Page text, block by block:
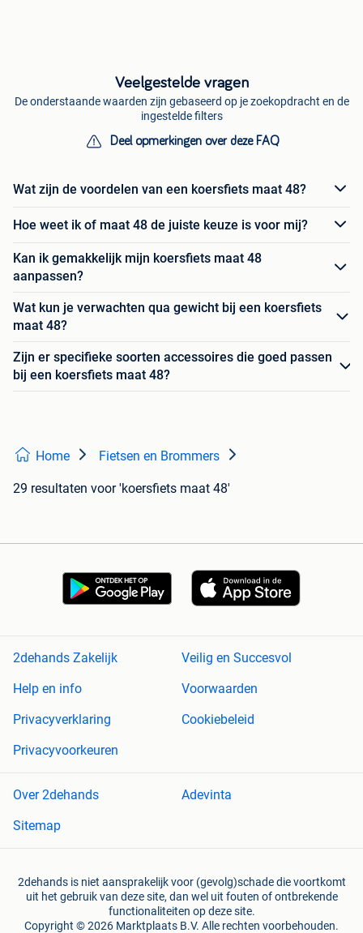
Veelgestelde vragen
De onderstaande waarden zijn gebaseerd op je zoekopdracht en de
ingestelde filters
Deel opmerkingen over deze FAQ
Wat zijn de voordelen van een koersfiets maat 48?
Hoe weet ik of maat 48 de juiste keuze is voor mij?
Kan ik gemakkelijk mijn koersfiets maat 48
aanpassen?
Wat kun je verwachten qua gewicht bij een koersfiets
maat 48?
Zijn er specifieke soorten accessoires die goed passen
bij een koersfiets maat 48?
Home Fietsen en Brommers
29 resultaten voor 'koersfiets maat 48'
2dehands Zakelijk
Veilig en Succesvol
Help en info
Voorwaarden
Privacyverklaring
Cookiebeleid
Privacyvoorkeuren
Over 2dehands
Adevinta
Sitemap
2dehands is niet aansprakelijk voor (gevolg)schade die voortkomt
uit het gebruik van deze site, dan wel uit fouten of ontbrekende
functionaliteiten op deze site.
Copyright © 2026 Marktplaats B.V. Alle rechten voorbehouden.